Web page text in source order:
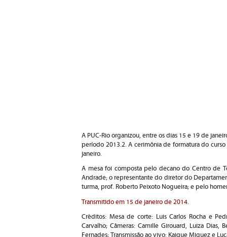
A PUC-Rio organizou, entre os dias 15 e 19 de
período 2013.2. A cerimônia de formatura do
janeiro.
A mesa foi composta pelo decano do Centro de
Andrade; o representante do diretor do
turma, prof. Roberto Peixoto Nogueira; e pelo
Transmitido em 15 de janeiro de 2014.
Créditos: Mesa de corte: Luis Carlos Rocha e
Carvalho; Câmeras: Camille Girouard, Luiza Dias,
Fernades; Transmissão ao vivo: Kaique Miguez e